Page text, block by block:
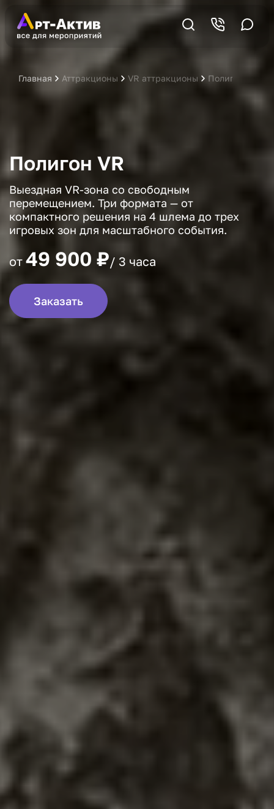
Главная Аттракционы VR аттракционы Полигон VR
Полигон VR
Выездная VR-зона со свободным
перемещением. Три формата — от
компактного решения на 4 шлема до трех
игровых зон для масштабного события.
от 49 900 ₽/ 3 часа
Заказать